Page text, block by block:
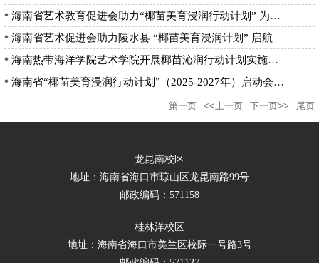
海南省艺术教育促进会助力“椰苗美育浸润行动计划” 为黎安实验...
海南省艺术促进会助力陵水县 “椰苗美育浸润计划” 启航
海南热带海洋学院艺术学院开展椰苗沁润行动计划实施前期调研活动
海南省“椰苗美育浸润行动计划”（2025-2027年）启动会议圆满召...
第一页 <<上一页 下一页>> 尾页
龙昆南校区
地址：海南省海口市琼山区龙昆南路99号
邮政编码：571158
桂林洋校区
地址：海南省海口市美兰区校际一号路3号